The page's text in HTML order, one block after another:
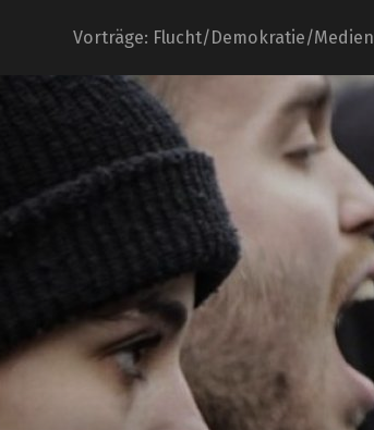
Vorträge: Flucht/Demokratie/Medien